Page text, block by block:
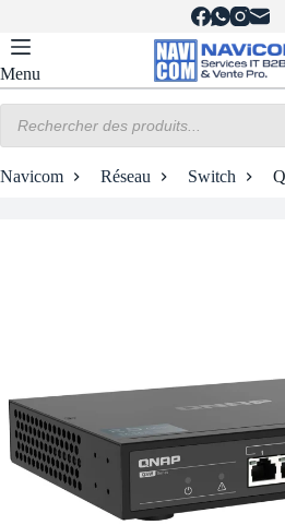
contenu
Menu
produits
Navicom Réseau Switch